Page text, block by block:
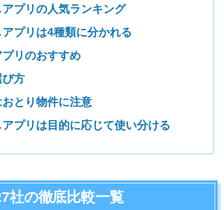
プリの人気ランキング
プリは4種類に分かれる
リのおすすめ
び方
とり物件に注意
プリは目的に応じて使い分ける
社の徹底比較一覧